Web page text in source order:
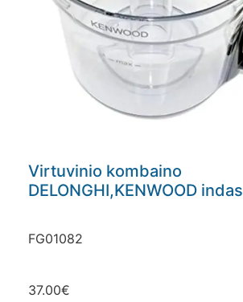
Virtuvinio kombaino
DELONGHI,KENWOOD indas
FG01082
37.00€